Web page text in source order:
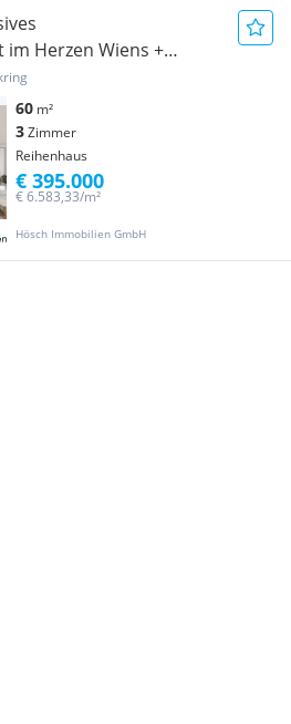
Herzen Wiens +
[Neubau]
60 m²
3Zimmer
Reihenhaus
Hösch Immobilien GmbH
€ 6.583,33/m²
€ 395.000